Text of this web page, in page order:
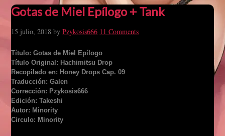
Gotas de Miel Epílogo + Tank
15 julio, 2018 byPzykosis666 11 Comments
Título: Gotas de Miel Epílogo
Título Original: Hachimitsu Drop
Recopilado en: Honey Drops Cap. 09
Traducción: Galen
Corrección: Pzykosis666
Edición: Takeshi
Autor: Minority
Circulo: Minority